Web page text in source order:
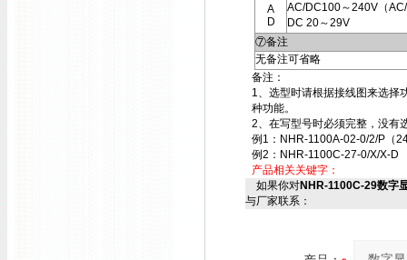
A
D
AC/DC100～240V（
DC 20～29V
⑦备注
无备注可省略
备注：
1、选型时请根据接线图来选择
种功能。
2、在写型号时必须完整，没有
例1：NHR-1100A-02-0/2/P（
例2：NHR-1100C-27-0/X/X-D
产品相关关键字：
如果你对NHR-1100C-29数字
与厂家联系：